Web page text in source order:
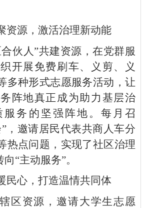
资源，激活治理新动能
伙人”共建资源，在党群服
开展免费刷车、义剪、义
多种形式志愿服务活动，让
阵地真正成为助力基层治
服务的坚强阵地。每月召
，邀请居民代表共商人车分
热点问题，实现了社区治理
“主动服务”。
民心，打造温情共同体
区资源，邀请大学生志愿